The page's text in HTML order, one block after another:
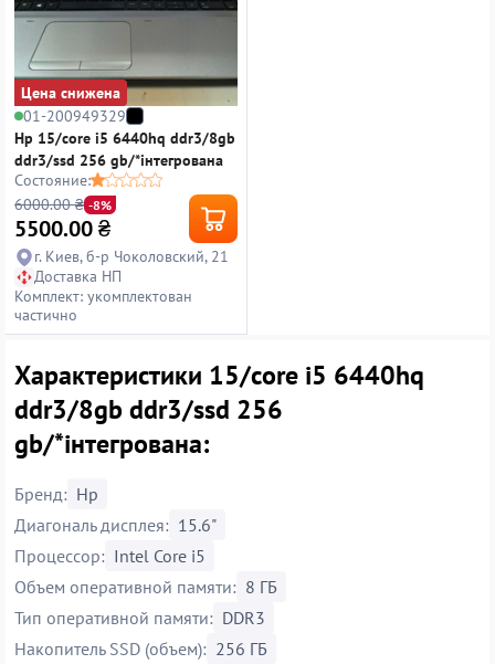
Цена снижена
01-200949329
Hp 15/core i5 6440hq ddr3/8gb
ddr3/ssd 256 gb/*інтегрована
Состояние:
6000.00 ₴ -8%
5500.00₴
г. Киев, б-р Чоколовский, 21
Доставка НП
Комплект: укомплектован
частично
Характеристики 15/core i5 6440hq
ddr3/8gb ddr3/ssd 256
gb/*інтегрована:
Бренд: Hp
Диагональ дисплея: 15.6"
Процессор: Intel Core i5
Объем оперативной памяти: 8 ГБ
Тип оперативной памяти: DDR3
Накопитель SSD (объем): 256 ГБ